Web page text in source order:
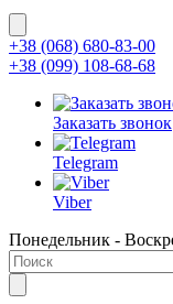
+38 (068) 680-83-00
+38 (099) 108-68-68
Заказать звонок
Telegram
Viber
Понедельник -